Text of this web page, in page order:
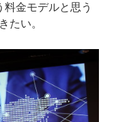
金モデルと思う
たい。